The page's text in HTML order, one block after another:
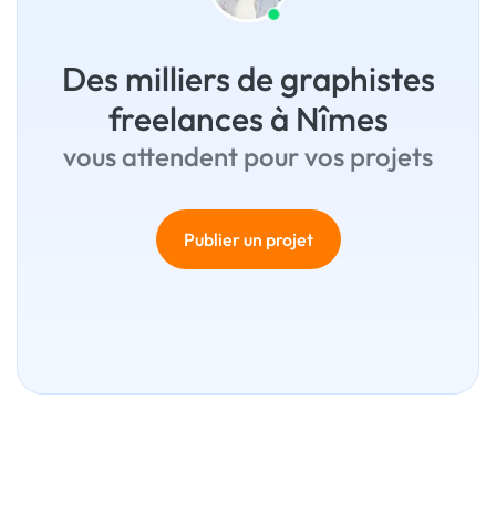
Des milliers de graphistes
freelances à Nîmes
vous attendent pour vos projets
Publier un projet